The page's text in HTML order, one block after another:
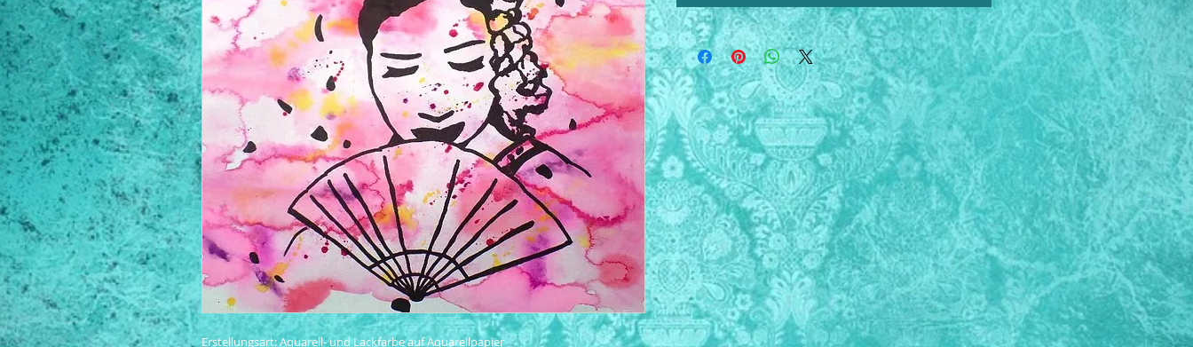
Erstellungsart: Aquarell- und Lackfarbe auf Aquarellpapier